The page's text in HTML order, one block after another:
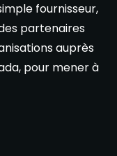
fournisseur,
partenaires
auprès
pour mener à